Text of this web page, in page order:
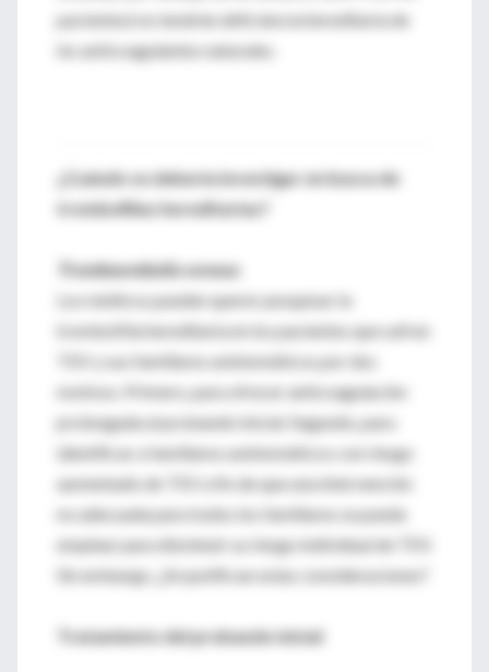
pacientes) no tendrán deficiencia hereditaria de
los anticoagulantes naturales.
¿Cuándo se debería investigar en busca de
trombofilias hereditarias?
Tromboembolia venosa
Los médicos pueden querer pesquisar la
trombofilia hereditaria en los pacientes que sufren
TEV y sus familiares asintomáticos por dos
motivos. Primero, para ofrecer anticoagulación
prolongada al probando inicial. Segundo, para
identificar a familiares asintomáticos con riesgo
aumentado de TEV a fin de que una intervención
no adecuada para todos los familiares se pueda
emplear para disminuir su riesgo individual de TEV.
Sin embargo, ¿Se justifican estas consideraciones?
Tratamiento del probando inicial